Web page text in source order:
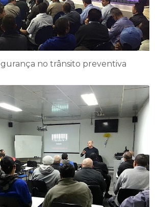
no trânsito preventiva